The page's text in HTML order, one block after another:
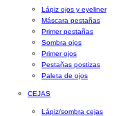
Lápiz ojos y eyeliner
Máscara pestañas
Primer pestañas
Sombra ojos
Primer ojos
Pestañas postizas
Paleta de ojos
CEJAS
Lápiz/sombra cejas